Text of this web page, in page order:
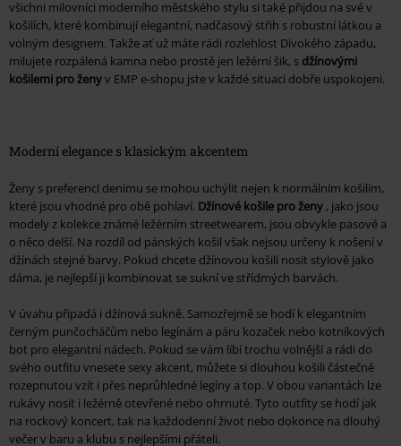
všichni milovníci moderního městského stylu si také přijdou na své v
košilích, které kombinují elegantní, nadčasový střih s robustní látkou a
volným designem. Takže ať už máte rádi rozlehlost Divokého západu,
milujete rozpálená kamna nebo prostě jen ležérní šik, s džínovými
košilemi pro ženyv EMP e-shopu jste v každé situaci dobře uspokojeni.
Moderní elegance s klasickým akcentem
Ženy s preferencí denimu se mohou uchýlit nejen k normálním košilím,
které jsou vhodné pro obě pohlaví. Džínové košile pro ženy , jako jsou
modely z kolekce známé ležérním streetwearem, jsou obvykle pasové a
o něco delší. Na rozdíl od pánských košil však nejsou určeny k nošení v
džínách stejné barvy. Pokud chcete džínovou košili nosit stylově jako
dáma, je nejlepší ji kombinovat se sukní ve střídmých barvách.
V úvahu připadá i džínová sukně. Samozřejmě se hodí k elegantním
černým punčocháčům nebo legínám a páru kozaček nebo kotníkových
bot pro elegantní nádech. Pokud se vám líbí trochu volnější a rádi do
svého outfitu vnesete sexy akcent, můžete si dlouhou košili částečně
rozepnutou vzít i přes neprůhledné legíny a top. V obou variantách lze
rukávy nosit i ležérně otevřené nebo ohrnuté. Tyto outfity se hodí jak
na rockový koncert, tak na každodenní život nebo dokonce na dlouhý
večer v baru a klubu s nejlepšími přáteli.